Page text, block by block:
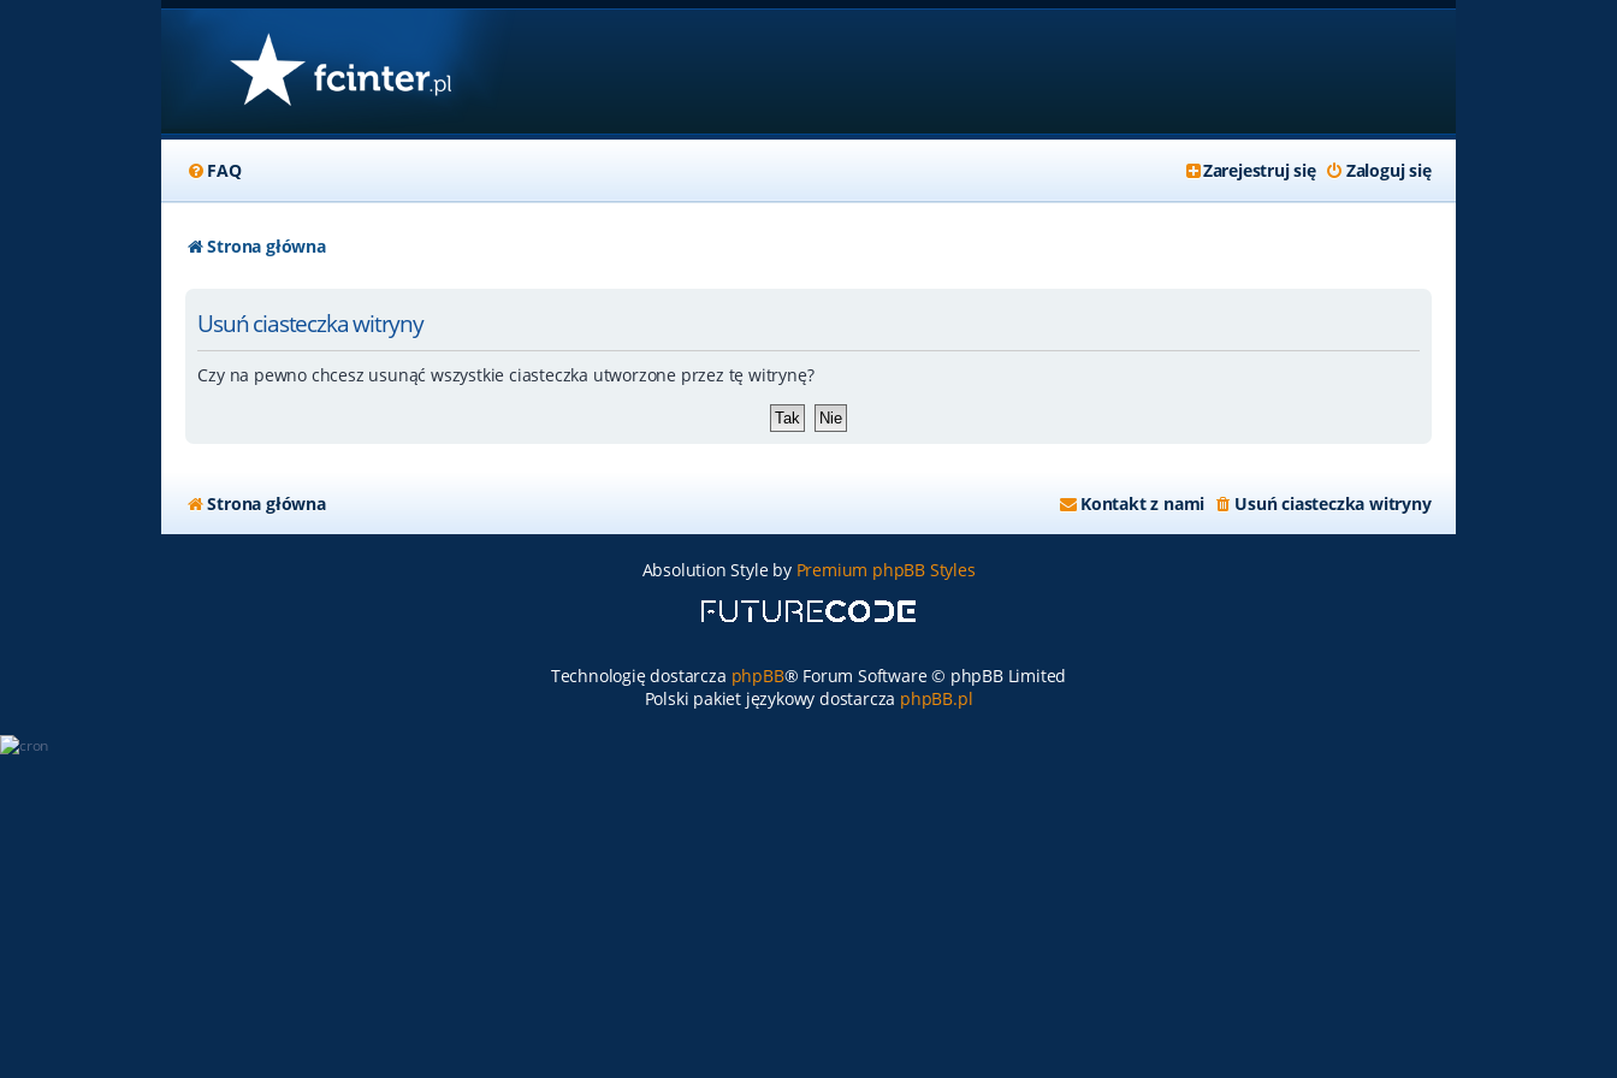
FAQ Zaloguj się
Zarejestruj się
Strona główna
Usuń ciasteczka witryny
Czy na pewno chcesz usunąć wszystkie ciasteczka utworzone przez tę witrynę?
Strona główna Usuń ciasteczka witryny
Kontakt z nami
Absolution Style by Premium phpBB Styles
Technologię dostarcza phpBB® Forum Software © phpBB Limited
Polski pakiet językowy dostarcza phpBB.pl